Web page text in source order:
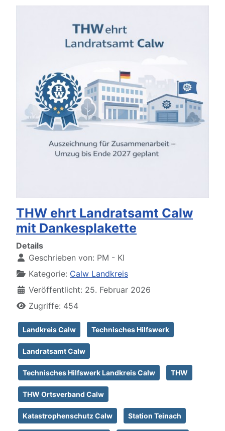
THW ehrt Landratsamt Calw
mit Dankesplakette
Details
Geschrieben von: PM - KI
Kategorie: Calw Landkreis
Veröffentlicht: 25. Februar 2026
Zugriffe: 454
Landkreis Calw Technisches Hilfswerk
Landratsamt Calw
Technisches Hilfswerk Landkreis Calw THW
THW Ortsverband Calw
Katastrophenschutz Calw Station Teinach